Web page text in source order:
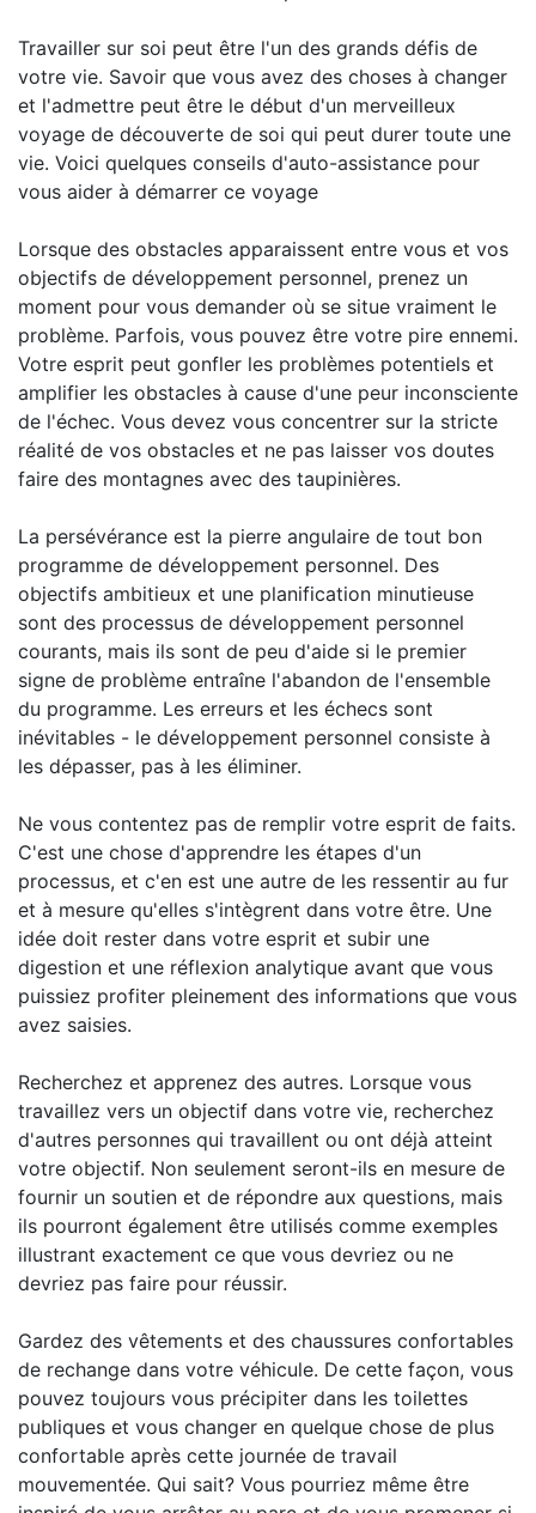
Travailler sur soi peut être l'un des grands défis de
votre vie. Savoir que vous avez des choses à changer
et l'admettre peut être le début d'un merveilleux
voyage de découverte de soi qui peut durer toute une
vie. Voici quelques conseils d'auto-assistance pour
vous aider à démarrer ce voyage
Lorsque des obstacles apparaissent entre vous et vos
objectifs de développement personnel, prenez un
moment pour vous demander où se situe vraiment le
problème. Parfois, vous pouvez être votre pire ennemi.
Votre esprit peut gonfler les problèmes potentiels et
amplifier les obstacles à cause d'une peur inconsciente
de l'échec. Vous devez vous concentrer sur la stricte
réalité de vos obstacles et ne pas laisser vos doutes
faire des montagnes avec des taupinières.
La persévérance est la pierre angulaire de tout bon
programme de développement personnel. Des
objectifs ambitieux et une planification minutieuse
sont des processus de développement personnel
courants, mais ils sont de peu d'aide si le premier
signe de problème entraîne l'abandon de l'ensemble
du programme. Les erreurs et les échecs sont
inévitables - le développement personnel consiste à
les dépasser, pas à les éliminer.
Ne vous contentez pas de remplir votre esprit de faits.
C'est une chose d'apprendre les étapes d'un
processus, et c'en est une autre de les ressentir au fur
et à mesure qu'elles s'intègrent dans votre être. Une
idée doit rester dans votre esprit et subir une
digestion et une réflexion analytique avant que vous
puissiez profiter pleinement des informations que vous
avez saisies.
Recherchez et apprenez des autres. Lorsque vous
travaillez vers un objectif dans votre vie, recherchez
d'autres personnes qui travaillent ou ont déjà atteint
votre objectif. Non seulement seront-ils en mesure de
fournir un soutien et de répondre aux questions, mais
ils pourront également être utilisés comme exemples
illustrant exactement ce que vous devriez ou ne
devriez pas faire pour réussir.
Gardez des vêtements et des chaussures confortables
de rechange dans votre véhicule. De cette façon, vous
pouvez toujours vous précipiter dans les toilettes
publiques et vous changer en quelque chose de plus
confortable après cette journée de travail
mouvementée. Qui sait? Vous pourriez même être